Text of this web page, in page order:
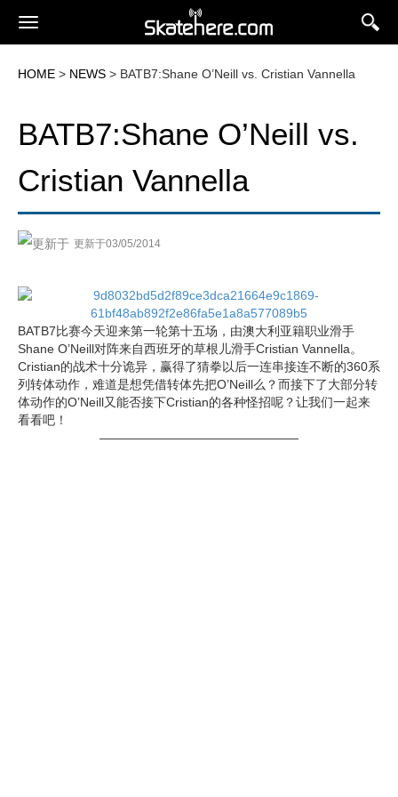
HOME > NEWS > BATB7:Shane O’Neill vs. Cristian Vannella
BATB7:Shane O’Neill vs.
Cristian Vannella
更新于03/05/2014
BATB7比赛今天迎来第一轮第十五场，由澳大利亚籍职业滑手
Shane O’Neill对阵来自西班牙的草根儿滑手Cristian Vannella。
Cristian的战术十分诡异，赢得了猜拳以后一连串接连不断的360系
列转体动作，难道是想凭借转体先把O’Neill么？而接下了大部分转
体动作的O’Neill又能否接下Cristian的各种怪招呢？让我们一起来
看看吧！
————————————————